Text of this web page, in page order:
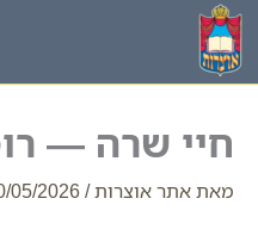
דילוג
לתוכן
חיי שרה —
מאתאתר אוצרות/
05/2026